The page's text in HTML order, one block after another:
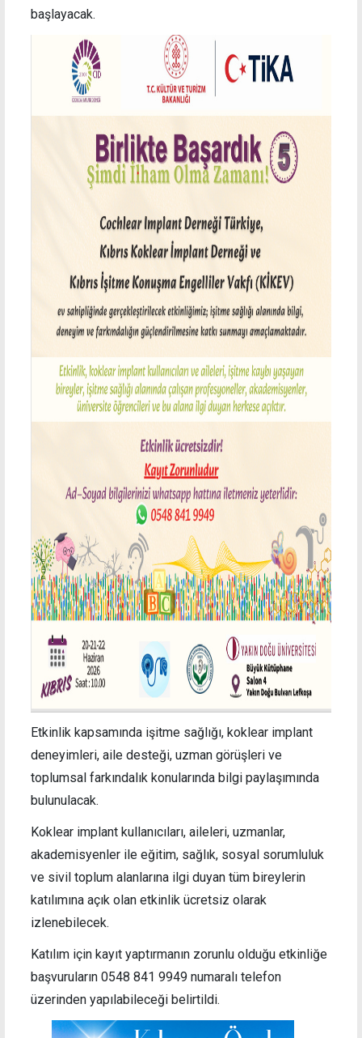
başlayacak.
Etkinlik kapsamında işitme sağlığı, koklear implant
deneyimleri, aile desteği, uzman görüşleri ve
toplumsal farkındalık konularında bilgi paylaşımında
bulunulacak.
Koklear implant kullanıcıları, aileleri, uzmanlar,
akademisyenler ile eğitim, sağlık, sosyal sorumluluk
ve sivil toplum alanlarına ilgi duyan tüm bireylerin
katılımına açık olan etkinlik ücretsiz olarak
izlenebilecek.
Katılım için kayıt yaptırmanın zorunlu olduğu etkinliğe
başvuruların 0548 841 9949 numaralı telefon
üzerinden yapılabileceği belirtildi.